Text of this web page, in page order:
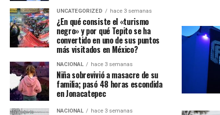
UNCATEGORIZED hace 3 semanas
¿En qué consiste el «turismo
negro» y por qué Tepito se ha
convertido en uno de sus puntos
más visitados en México?
NACIONAL hace 3 semanas
Niña sobrevivió a masacre de su
familia; pasó 48 horas escondida
en Jonacatepec
NACIONAL hace 3 semanas